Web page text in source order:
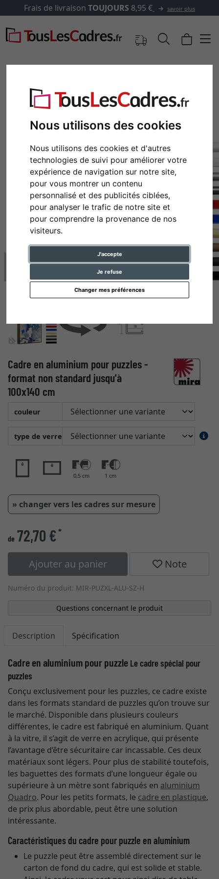
Nous utilisons des cookies
Nous utilisons des cookies et d'autres
technologies de suivi pour améliorer votre
expérience de navigation sur notre site,
pour vous montrer un contenu
personnalisé et des publicités ciblées,
pour analyser le trafic de notre site et
pour comprendre la provenance de nos
visiteurs.
J'accepte
Je refuse
Changer mes préférences
Frais de livraison TOUJOURS8,95 € savoir plus
Retour
Cadre en aluminium pour puzzles -
format non standard jusqu'à
100x140 cm
couleur
type de verre
0,5 cm 1 cm
» changer vers les cadres sur mesure
de 72,70 €*
Ajouter au panier Note
Numéro du produit: MIR-PUZXL-ALU-SZ-H
Questions concernant le produit
Description Spécification
Cadre en aluminium pour puzzle Le cadre spécial pour
puzzles
Conçu exclusivement pour les puzzles, ce cadre existe
dans les formats standard de puzzles qu’on trouve sur
le marché. Disponible dans plusieurs couleurs
différentes, le cadre est fabriqué en aluminium. Quant
à la vitre, il s’agit de verre en acrylique, qui présente
l’avantage d’être sécuritaire car incassable. Ces deux
matériaux sont légers. Pour plus de stabilité toutefois,
les baguettes des formats d’une longueur égale ou
supérieure à un mètre sont fabriqués en aluminium
Quadro. Pour les petits formats, le cadre en plastique,
de prix plus abordable, peut être une solution
intéressante.
Caractéristiques du cadre pour puzzle en aluminium
Le puzzle peut être assemblé directement sur le
carton de fond du cadre, qui est solide et stable.